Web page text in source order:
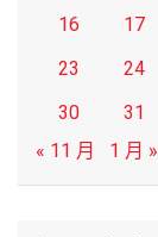
16
17
23
24
30
31
« 11 月
1 月 »